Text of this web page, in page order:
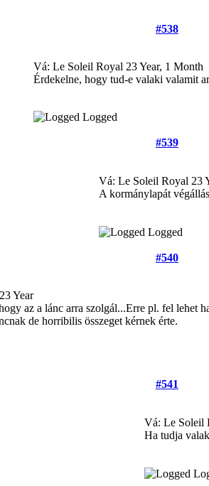
#538
Vá: Le Soleil Royal 23 Year, 1 Month
Érdekelne, hogy tud-e valaki valamit
Logged
#539
Vá: Le Soleil Royal 23
A kormánylapát
Logged
#540
23 Year
az a lánc arra szolgál...Erre pl. fel lehet
de horribilis összeget kérnek érte.
#541
Vá: Le Soleil
Ha tudja